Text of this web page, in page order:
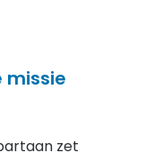
missie
zet